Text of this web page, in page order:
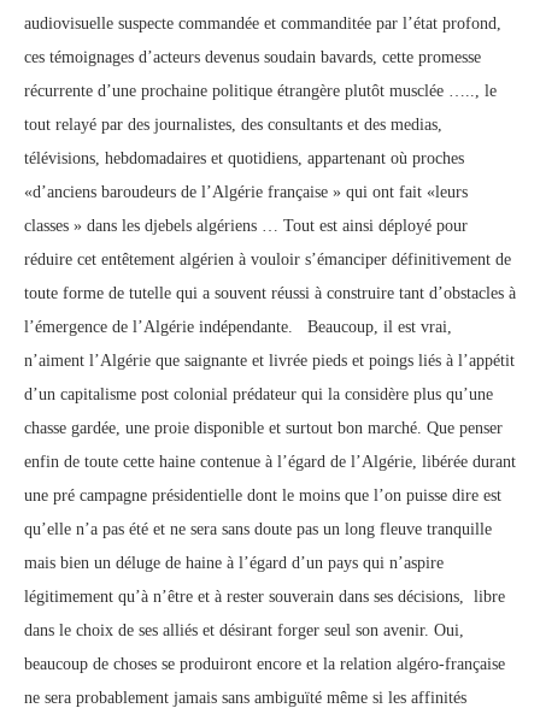
audiovisuelle suspecte commandée et commanditée par l’état profond,
ces témoignages d’acteurs devenus soudain bavards, cette promesse
récurrente d’une prochaine politique étrangère plutôt musclée ….., le
tout relayé par des journalistes, des consultants et des medias,
télévisions, hebdomadaires et quotidiens, appartenant où proches
«d’anciens baroudeurs de l’Algérie française » qui ont fait «leurs
classes » dans les djebels algériens … Tout est ainsi déployé pour
réduire cet entêtement algérien à vouloir s’émanciper définitivement de
toute forme de tutelle qui a souvent réussi à construire tant d’obstacles à
l’émergence de l’Algérie indépendante. Beaucoup, il est vrai,
n’aiment l’Algérie que saignante et livrée pieds et poings liés à l’appétit
d’un capitalisme post colonial prédateur qui la considère plus qu’une
chasse gardée, une proie disponible et surtout bon marché. Que penser
enfin de toute cette haine contenue à l’égard de l’Algérie, libérée durant
une pré campagne présidentielle dont le moins que l’on puisse dire est
qu’elle n’a pas été et ne sera sans doute pas un long fleuve tranquille
mais bien un déluge de haine à l’égard d’un pays qui n’aspire
légitimement qu’à n’être et à rester souverain dans ses décisions, libre
dans le choix de ses alliés et désirant forger seul son avenir. Oui,
beaucoup de choses se produiront encore et la relation algéro-française
ne sera probablement jamais sans ambiguïté même si les affinités